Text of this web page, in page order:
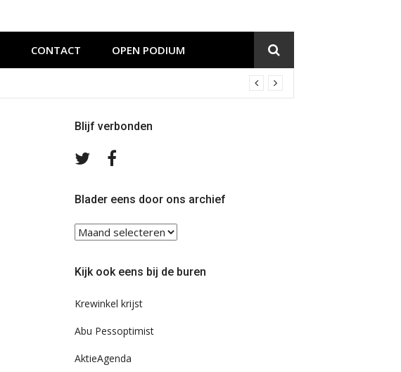
CONTACT OPEN PODIUM
Blijf verbonden
Volg
TwitterFacebook
Blader eens door ons archief
Blader
eens
ons
Kijk ook eens bij de buren
Krewinkel krijst
Abu Pessoptimist
AktieAgenda